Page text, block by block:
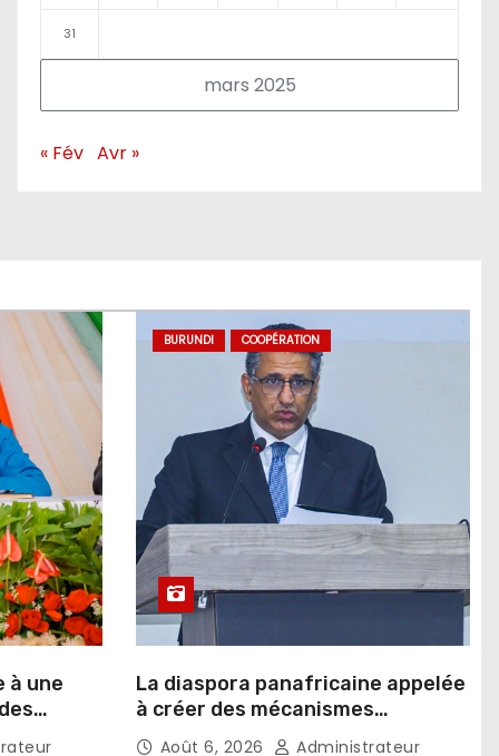
mars 2025
31
« Fév Avr »
à une
BURUNDI COOPÉRATION
La diaspora panafricaine appelée
à créer des mécanismes
favorisant l’investissement dans
Août 6, 2026 Administrateur